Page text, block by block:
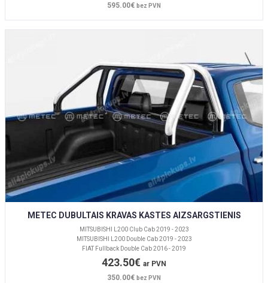
595.00€ bez PVN
METEC DUBULTAIS KRAVAS KASTES AIZSARGSTIENIS
MITSUBISHI L200 Club Cab 2019 - 2023
MITSUBISHI L200 Double Cab 2019 - 2023
FIAT Fullback Double Cab 2016 - 2019
423.50€ ar PVN
350.00€ bez PVN